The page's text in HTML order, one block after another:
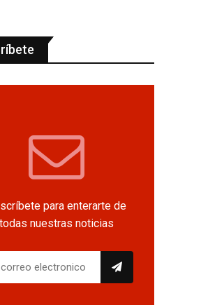
para enterarte de
todas nuestras noticias